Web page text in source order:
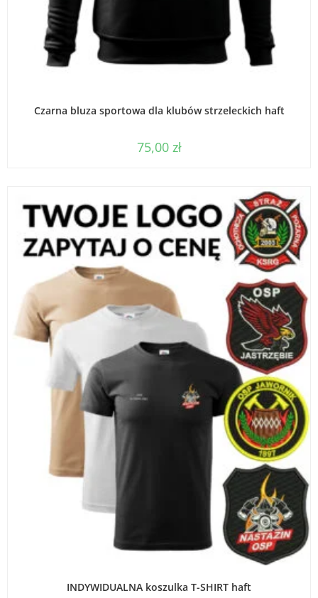
Czarna bluza sportowa dla klubów strzeleckich haft
75,00 zł
INDYWIDUALNA koszulka T-SHIRT haft